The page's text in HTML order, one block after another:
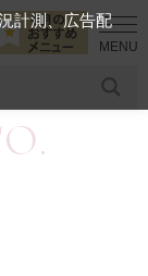
リジュランアイ
ニュー
計測、広告配